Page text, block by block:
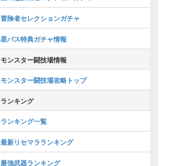
冒険者セレクションガチャ
星パス特典ガチャ情報
モンスター闘技場情報
モンスター闘技場攻略トップ
ランキング
ランキング一覧
最新リセマラランキング
最強武器ランキング